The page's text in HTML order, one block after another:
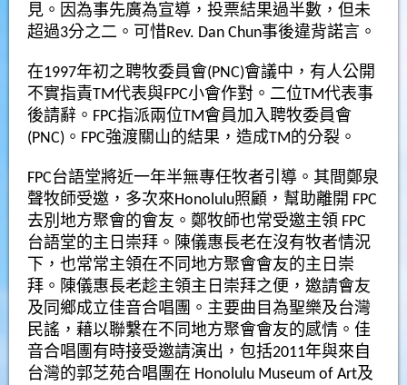
見。因為事先廣為宣導，投票結果過半數，但未
超過3分之二。可惜Rev. Dan Chun事後違背諾言。
在1997年初之聘牧委員會(PNC)會議中，有人公開
不實指責TM代表與FPC小會作對。二位TM代表事
後請辭。FPC指派兩位TM會員加入聘牧委員會
(PNC)。FPC強渡關山的結果，造成TM的分裂。
FPC台語堂將近一年半無專任牧者引導。其間鄭泉
聲牧師受邀，多次來Honolulu照顧，幫助離開 FPC
去別地方聚會的會友。鄭牧師也常受邀主領 FPC
台語堂的主日崇拜。陳儀惠長老在沒有牧者情況
下，也常常主領在不同地方聚會會友的主日崇
拜。陳儀惠長老趁主領主日崇拜之便，邀請會友
及同鄉成立佳音合唱團。主要曲目為聖樂及台灣
民謠，藉以聯繫在不同地方聚會會友的感情。佳
音合唱團有時接受邀請演出，包括2011年與來自
台灣的郭芝苑合唱團在 Honolulu Museum of Art及